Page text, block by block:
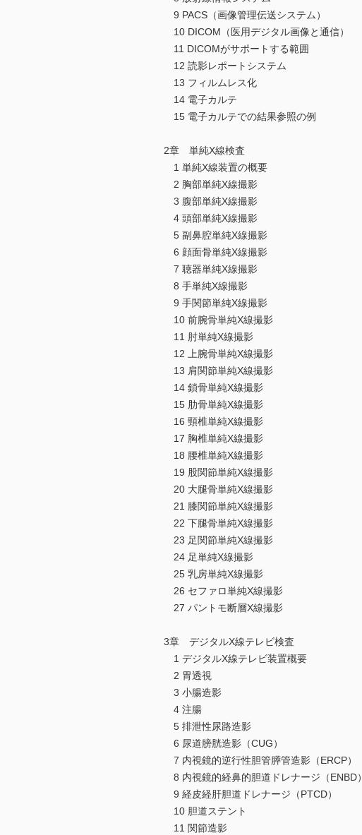
9 PACS（画像管理伝送システム）
10 DICOM（医用デジタル画像と通信）
11 DICOMがサポートする範囲
12 読影レポートシステム
13 フィルムレス化
14 電子カルテ
15 電子カルテでの結果参照の例
2章 単純X線検査
1 単純X線装置の概要
2 胸部単純X線撮影
3 腹部単純X線撮影
4 頭部単純X線撮影
5 副鼻腔単純X線撮影
6 顔面骨単純X線撮影
7 聴器単純X線撮影
8 手単純X線撮影
9 手関節単純X線撮影
10 前腕骨単純X線撮影
11 肘単純X線撮影
12 上腕骨単純X線撮影
13 肩関節単純X線撮影
14 鎖骨単純X線撮影
15 肋骨単純X線撮影
16 頸椎単純X線撮影
17 胸椎単純X線撮影
18 腰椎単純X線撮影
19 股関節単純X線撮影
20 大腿骨単純X線撮影
21 膝関節単純X線撮影
22 下腿骨単純X線撮影
23 足関節単純X線撮影
24 足単純X線撮影
25 乳房単純X線撮影
26 セファロ単純X線撮影
27 パントモ断層X線撮影
3章 デジタルX線テレビ検査
1 デジタルX線テレビ装置概要
2 胃透視
3 小腸造影
4 注腸
5 排泄性尿路造影
6 尿道膀胱造影（CUG）
7 内視鏡的逆行性胆管膵管造影（ERCP）
8 内視鏡的経鼻的胆道ドレナージ（ENBD）
9 経皮経肝胆道ドレナージ（PTCD）
10 胆道ステント
11 関節造影